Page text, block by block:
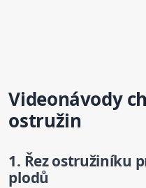
Videonávody
ostružin
1. Řez ostružiníku
plodů